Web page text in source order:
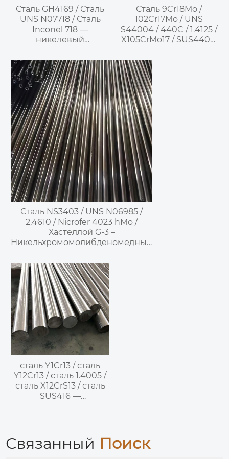
Сталь GH4169 / Сталь
UNS N07718 / Сталь
Inconel 718 —
никелевый
упрочненный
осаждением
Сталь 9Cr18Mo /
102Cr17Mo / UNS
S44004 / 440C / 1.4125 /
X105CrMo17 / SUS440C
Высокоуглеродистая
высокохромистая
мартенситная
нержавеющая сталь
Сталь NS3403 / UNS N06985 /
2,4610 / Nicrofer 4023 hMo /
Хастеллой G-3 –
Никельхромомолибденомедный
сталь Y1Cr13 / сталь
Y12Cr13 / сталь 1.4005 /
сталь X12CrS13 / сталь
SUS416 —
Связанный Поиск